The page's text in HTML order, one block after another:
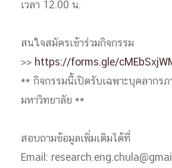
เวลา 12.00 น.
สนใจสมัครเข้าร่วมกิจกรรม
>>https://forms.gle/
** กิจกรรมนี้เปิดรับเฉพาะบุคลากร
มหาวิทยาลัย **
สอบถามข้อมูลเพิ่มเติมได้ที่
Email: